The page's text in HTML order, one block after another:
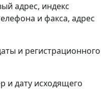
адрес, индекс
и факса, адрес
и регистрационного
и дату исходящего